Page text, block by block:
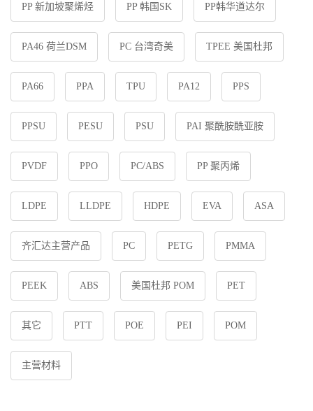
PP 新加坡聚烯烃 PP 韩国SK PP韩华道达尔
PA46 荷兰DSM PC 台湾奇美 TPEE 美国杜邦
PA66 PPA TPU PA12 PPS
PPSU PESU PSU PAI 聚酰胺酰亚胺
PVDF PPO PC/ABS PP 聚丙烯
LDPE LLDPE HDPE EVA ASA
齐汇达主营产品 PC PETG PMMA
PEEK ABS 美国杜邦 POM PET
其它 PTT POE PEI POM
主营材料